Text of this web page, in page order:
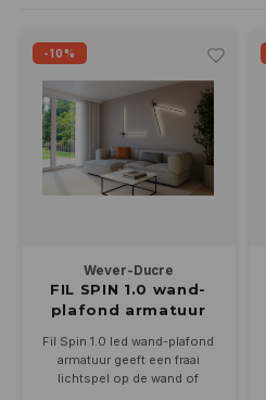
Hanglampen Indoor
Tafellampen Indoor
Vloerlampen Indoor
Wandlampen opbouw Outdoor
Wandlampen inbouw Outdoor
Plafond opbouw Outdoor
Vloerlampen
Tafel-/bureaulampen
Railsystemen
Vloerlampen
Bolder lampen
-10%
Wever-Ducre
FIL SPIN 1.0 wand-
plafond armatuur
Fil Spin 1.0 led wand-plafond
armatuur geeft een fraai
lichtspel op de wand of